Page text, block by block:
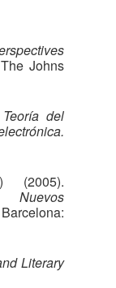
Johns
Teoría del
(2005).
Nuevos
Barcelona:
Literary